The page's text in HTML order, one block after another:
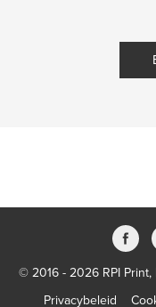
© 2016 - 2026 RPI Print,
Privacybeleid